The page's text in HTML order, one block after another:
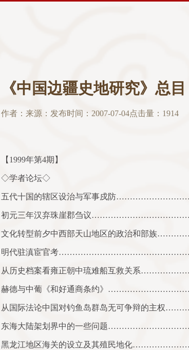
《中国边疆史地研究》总目
作者： 来源： 发布时间：2007-07-04点击量： 1914
【 1999年第4期】
◇学者论坛◇
五代十国的辖区设治与军事戍防
初元三年汉弃珠崖郡刍议
文化转型前夕中西部天山地区的政治和部族
明代驻滇宦官考
从历史档案看雍正朝中琉难船互救关系
赫德与中葡《和好通商条约》
从国际法论中国对钓鱼岛群岛无可争辩的主
东海大陆架划界中的一些问题
黑龙江地区海关的设立及其殖民地化